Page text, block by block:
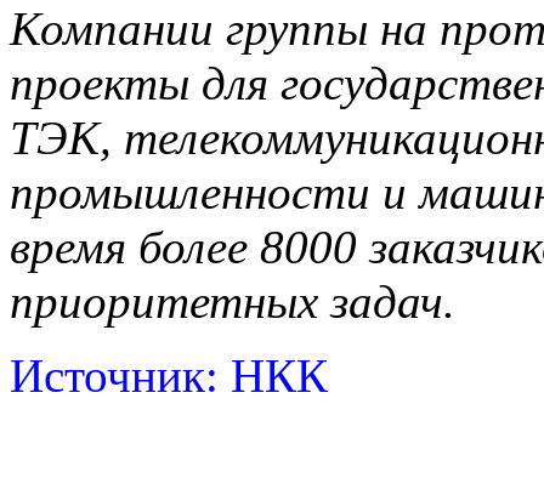
Компании группы на
проекты для
ТЭК,
промышленности и
время более 8000
приоритетных задач.
Источник: НКК